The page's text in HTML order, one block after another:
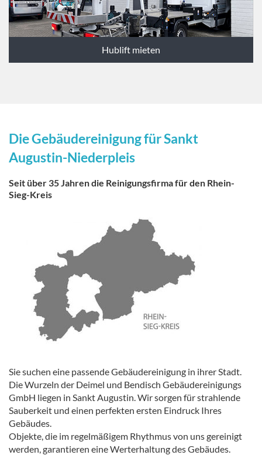
Hublift mieten
Die Gebäudereinigung für Sankt
Augustin-Niederpleis
Seit über 35 Jahren die Reinigungsfirma für den Rhein-
Sieg-Kreis
Sie suchen eine passende Gebäudereinigung in ihrer Stadt.
Die Wurzeln der Deimel und Bendisch Gebäudereinigungs
GmbH liegen in Sankt Augustin. Wir sorgen für strahlende
Sauberkeit und einen perfekten ersten Eindruck Ihres
Gebäudes.
Objekte, die im regelmäßigem Rhythmus von uns gereinigt
werden, garantieren eine Werterhaltung des Gebäudes.